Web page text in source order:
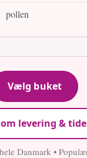
pollen
Vælg buket
levering &
Danmark •